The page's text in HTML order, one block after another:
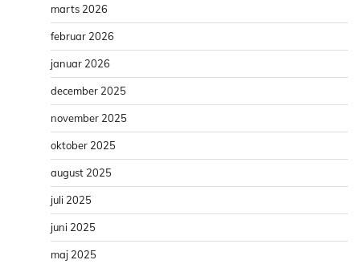
marts 2026
februar 2026
januar 2026
december 2025
november 2025
oktober 2025
august 2025
juli 2025
juni 2025
maj 2025